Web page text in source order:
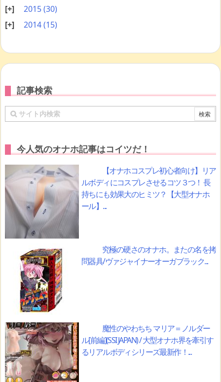
2015(30)
2014(15)
記事検索
今人気のオナホ記事はコイツだ！
【オナホコスプレ初心者向け】リア
ルボディにコスプレさせるコツ３つ！ 長
持ちにも効果大のヒミツ？【大型オナホ
ール】...
究極の硬さのオナホ。またの名を拷
問器具/ヴァジャイナーオーガブラック...
魔性のやわちち マリア＝ノルダー
ル[前編](SSI JAPAN) / 大型オナホ界を牽引す
るリアルボディシリーズ最新作！...